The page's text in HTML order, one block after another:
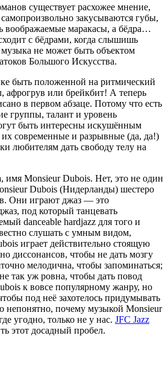
существует расхожее мнение,
закусываются губы,
воображаемые маракасы, а бёдра…
с бёдрами, когда слышишь
не может быть объектом
Большого Искусства.
быть положенной на ритмический
афрогрув или брейкбит! А теперь
в первом абзаце. Потому что есть
группы, талант и уровень
быть интересны искушённым
современные и разрывные (да, да!)
любителям дать свободу телу на
имя Monsieur Dubois. Нет, это не один
Dubois (Нидерланды) шестеро
Они играют джаз — это
под который танцевать
danceable hardjazz для того и
слушать с умным видом,
играет действительно стоящую
диссонансов, чтобы не дать мозгу
мелодична, чтобы запоминаться;
так уж ровна, чтобы дать повод
к вовсе популярному жанру, но
под неё захотелось придумывать
непонятно, почему музыкой Monsieur
угодно, только не у нас. JFC Jazz
этот досадный пробел.